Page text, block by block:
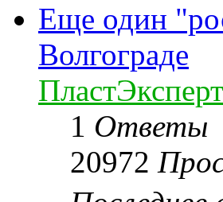
Еще один
Волгограде
ПластЭксперт
1 Ответы
20972